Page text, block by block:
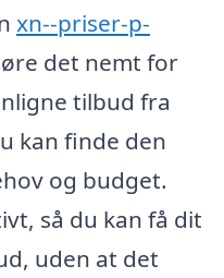
xn--priser-p-
det nemt for
tilbud fra
kan finde den
og budget.
så du kan få dit
uden at det